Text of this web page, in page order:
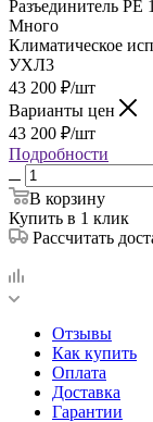
Разъединитель
Много
Климатическое
УХЛ3
43 200 ₽/шт
Варианты цен
43 200 ₽/шт
Подробности
В корзину
Купить в 1 клик
Рассчитать
Отзывы
Как купить
Оплата
Доставка
Гарантии